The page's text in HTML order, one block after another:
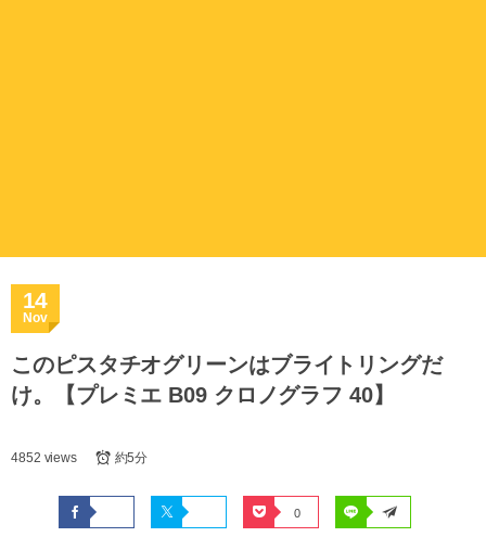
14
Nov
このピスタチオグリーンはブライトリングだ
け。【プレミエ B09 クロノグラフ 40】
4852 views 約5分
0